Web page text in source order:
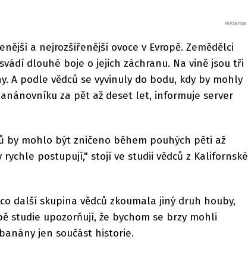
a nejrozšířenější ovoce v Evropě. Zemědělci
dlouhé boje o jejich záchranu. Na vině jsou tři
A podle vědců se vyvinuly do bodu, kdy by mohly
za pět až deset let, informuje server
by mohlo být zničeno během pouhých pěti až
postupují," stojí ve studii vědců z Kalifornské
další skupina vědců zkoumala jiný druh houby,
studie upozorňují, že bychom se brzy mohli
jen součást historie.